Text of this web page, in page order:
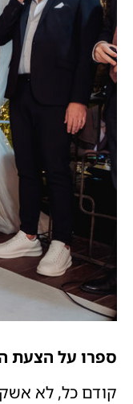
ספרו על הצעת
קודם כל, לא